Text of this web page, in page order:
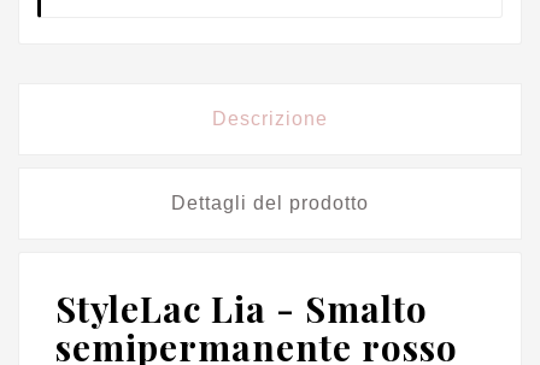
Descrizione
Dettagli del prodotto
StyleLac Lia - Smalto
semipermanente rosso